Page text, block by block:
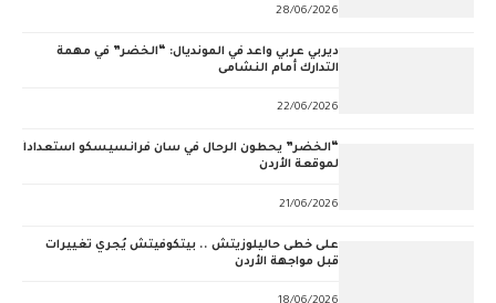
28/06/2026
ديربي عربي واعد في المونديال: “الخضر” في مهمة
التدارك أمام النشامى
22/06/2026
“الخضر” يحطون الرحال في سان فرانسيسكو استعداداً
لموقعة الأردن
21/06/2026
على خُطى حاليلوزيتش .. بيتكوفيتش يُجري تغييرات
قبل مواجهة الأردن